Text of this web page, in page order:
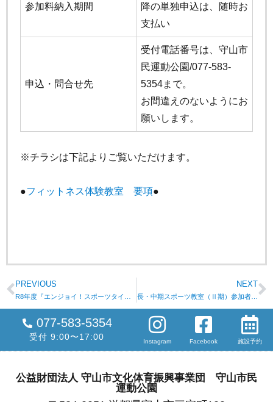
参加料納入期間
降の単独申込は、随時お
支払い
申込・問合せ先
受付電話番号は、守山市
民運動公園/077-583-
5354まで。
お間違えのないようにお
願いします。
※チラシは下記よりご覧いただけます。
●フィットネス体験教室 要項●
PREVIOUS NEXT
長・中期スポーツ教室（Ⅱ期）参加者募集！＜お電話でお問合せください＞
077-583-5354
受付 9:00〜17:00 Instagram Facebook 施設予約
公益財団法人 守山市文化体育振興事業団 守山市民
運動公園